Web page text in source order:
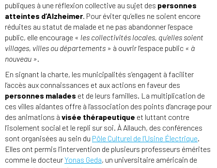
publiques à une réflexion collective au sujet des personnes
atteintes d’Alzheimer. Pour éviter qu’elles ne soient encore
réduites au statut de malade et ne pas abandonner l’espace
public, elle encourage « les collectivités locales, qu’elles soient
villages, villes ou départements » à ouvrir l’espace public « à
nouveau ».
En signant la charte, les municipalités s’engagent à faciliter
l’accès aux connaissances et aux actions en faveur des
personnes malades et de leurs familles. La multiplication de
ces villes aidantes offre à l’association des points d’ancrage pour
des animations à visée thérapeutique et luttant contre
l’isolement social et le repli sur soi. À Allauch, des conférences
sont organisées au sein du Pôle Culturel de l’Usine Électrique.
Elles ont permis l’intervention de plusieurs professeurs émérites
comme le docteurYonas Geda, un universitaire américain de